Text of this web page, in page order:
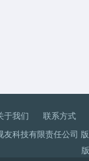
于我们 联系方式
友科技有限责任公司